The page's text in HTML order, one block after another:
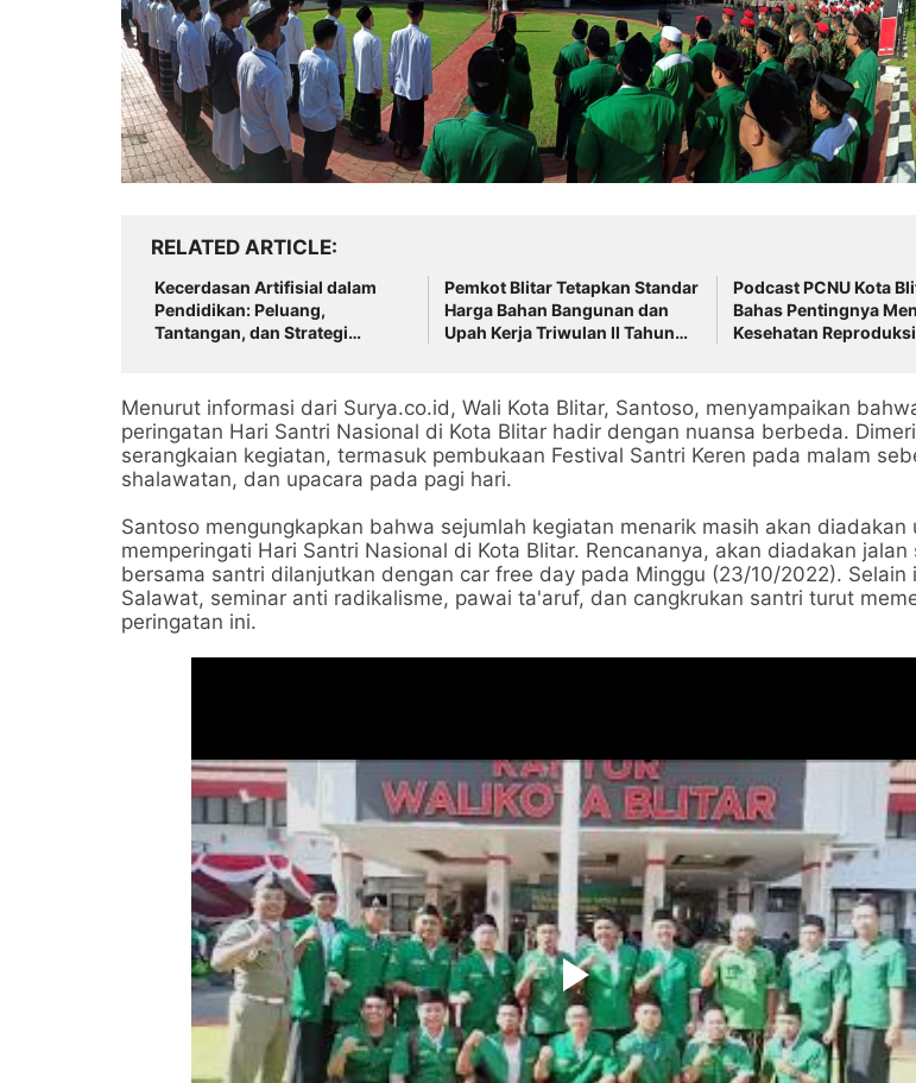
RELATED ARTICLE
Kecerdasan Artifisial dalam
Pendidikan: Peluang,
Tantangan, dan Strategi
Pemkot Blitar Tetapkan Standar
Harga Bahan Bangunan dan
Upah Kerja Triwulan II Tahun
Podcast PCNU Kota
Bahas Pentingnya
Kesehatan
Menurut informasi dari Surya.co.id, Wali Kota Blitar, Santoso, menyampaikan
peringatan Hari Santri Nasional di Kota Blitar hadir dengan nuansa berbeda.
serangkaian kegiatan, termasuk pembukaan Festival Santri Keren pada malam
shalawatan, dan upacara pada pagi hari.
Santoso mengungkapkan bahwa sejumlah kegiatan menarik masih akan diadakan
memperingati Hari Santri Nasional di Kota Blitar. Rencananya, akan diadakan jalan
bersama santri dilanjutkan dengan car free day pada Minggu (23/10/2022). Selain
Salawat, seminar anti radikalisme, pawai ta'aruf, dan cangkrukan santri turut
peringatan ini.